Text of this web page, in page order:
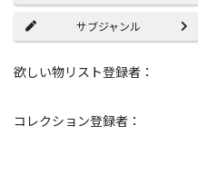
サブジャンル
欲しい物リスト登録者：
コレクション登録者：